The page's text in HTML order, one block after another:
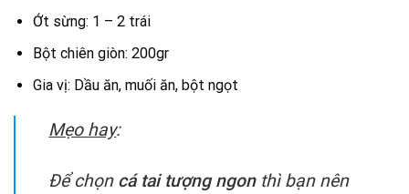
Ớt sừng: 1 – 2 trái
Bột chiên giòn: 200gr
Gia vị: Dầu ăn, muối ăn, bột ngọt
Mẹo hay:
Để chọn cá tai tượng ngonthì bạn nên